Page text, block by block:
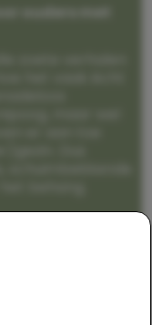
ouders met